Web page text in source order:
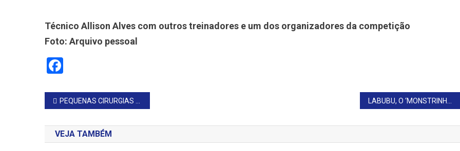
Técnico Allison Alves com outros treinadores e um dos organizadores da competição
Foto: Arquivo pessoal
Navegação
de
Post
PEQUENAS CIRURGIAS SÃO REALIZADAS NO CENTRO DE SAÚDE
VEJA TAMBÉM